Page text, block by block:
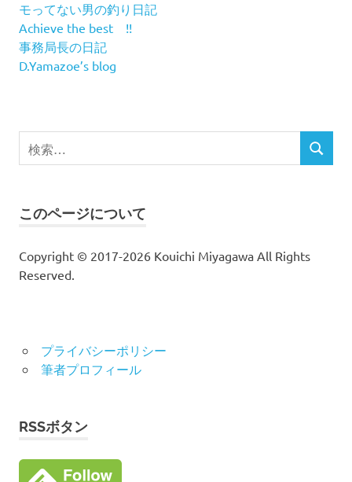
モってない男の釣り日記
Achieve the best !!
事務局長の日記
D.Yamazoe’s blog
検
索
検
このページについて
Copyright © 2017-2026 Kouichi Miyagawa All Rights
Reserved.
プライバシーポリシー
筆者プロフィール
RSSボタン